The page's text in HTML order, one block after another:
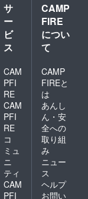
サ
ー
ビ
ス
CAM
PFI
RE
CAM
PFI
RE
コ
ミュ
ニ
ティ
CAM
PFI
CAMP
FIRE
につい
て
CAMP
FIREと
は
あんし
ん・安
全への
取り組
み
ニュー
ス
ヘルプ
お問い